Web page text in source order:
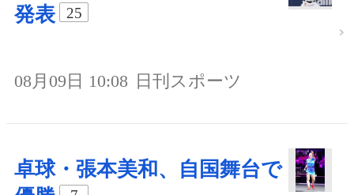
発表
25
08月09日 10:08 日刊スポーツ
卓球・張本美和、自国舞台で